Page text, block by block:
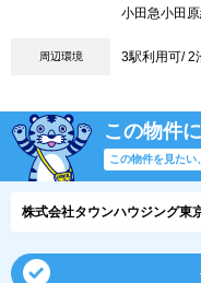
小田急小田
周辺環境 3駅利用可/ 2
この物件
この物件を見たい
株式会社タウンハウジング東